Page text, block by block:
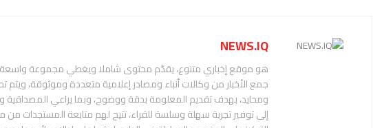
NEWS.IQ
هو موقع إخباري متنوع، يقدّم محتوى شاملا ويغطي مجموعة واسعة
جمع الأخبار من وكالات أنباء ومصادر إعلامية متعددة وموثوقة، ويتم
إلى توفير تجربة سهلة وسلسة للقراء، تتيح لهم متابعة المستجدات